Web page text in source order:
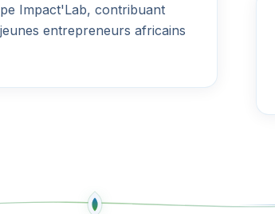
Impact'Lab, contribuant
entrepreneurs africains